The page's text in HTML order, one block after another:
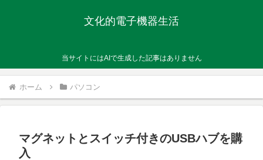
文化的電子機器生活
当サイトにはAIで生成した記事はありません
ホーム パソコン
マグネットとスイッチ付きのUSBハブを購
入